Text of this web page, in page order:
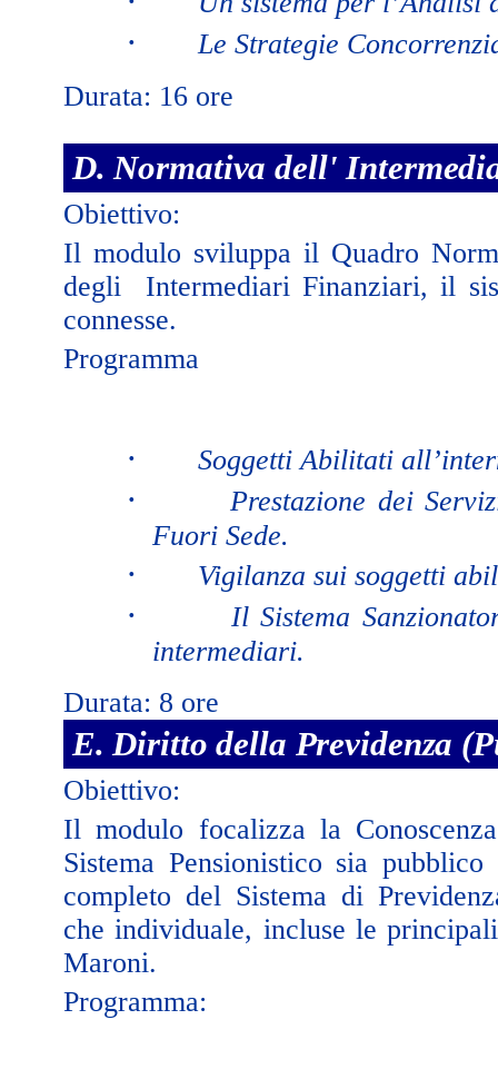
·
Le Strategie
Durata: 16 ore
D. Normativa dell'
Obiettivo:
Il modulo sviluppa il Quadro
degli Intermediari Finanziari, il
connesse.
Programma
· Soggetti Abilitati
·
Prestazione dei
Fuori Sede.
· Vigilanza sui soggetti
·
Il Sistema
intermediari.
Durata: 8 ore
E. Diritto della Previdenza
Obiettivo:
Il modulo focalizza la
Sistema Pensionistico sia
completo del Sistema di
che individuale, incluse le
Maroni.
Programma: